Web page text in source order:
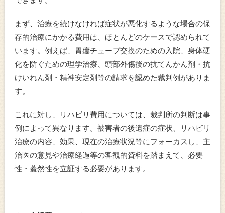
まず、治療を続けなければ症状が悪化するような場合の保
存的治療にかかる費用は、ほとんどのケースで認められて
います。例えば、胃瘻チューブ交換のための入院、身体硬
化を防ぐための理学治療、頭部外傷後の抗てんかん剤・抗
けいれん剤・精神安定剤等の請求を認めた裁判例がありま
す。
これに対し、リハビリ費用については、裁判所の判断は事
例によって異なります。被害者の後遺症の症状、リハビリ
治療の内容、効果、現在の治療状況等にフォーカスし、主
治医の意見や治療経過等の客観的資料を踏まえて、必要
性・蓋然性を立証する必要があります。